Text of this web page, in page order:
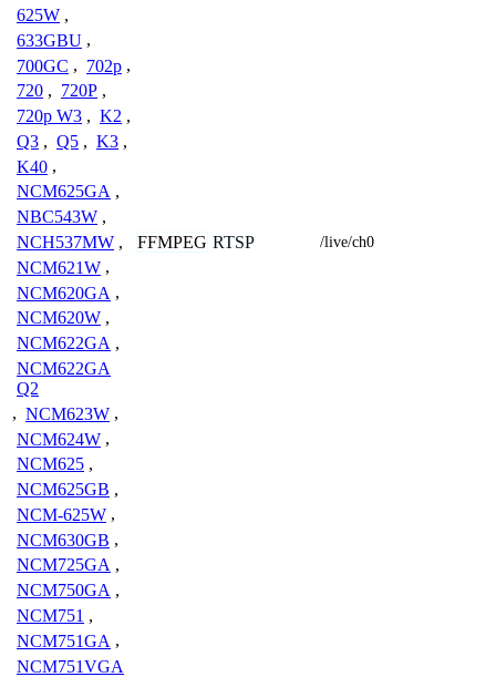
625W ,
633GBU ,
700GC , 702p ,
720 , 720P ,
720p W3 , K2 ,
Q3 , Q5 , K3 ,
K40 ,
NCM625GA ,
NBC543W ,
NCH537MW ,
NCM621W ,
NCM620GA ,
NCM620W ,
NCM622GA ,
NCM622GA
Q2
, NCM623W ,
NCM624W ,
NCM625 ,
NCM625GB ,
NCM-625W ,
NCM630GB ,
NCM725GA ,
NCM750GA ,
NCM751 ,
NCM751GA ,
NCM751VGA
FFMPEG RTSP /live/ch0